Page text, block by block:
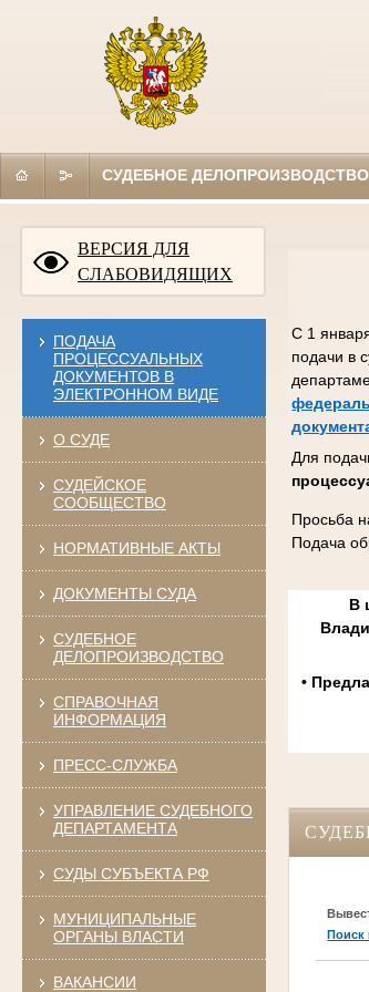
СУДЕБНОЕ ДЕЛОПРОИЗВОДСТВО
ВЕРСИЯ ДЛЯ
СЛАБОВИДЯЩИХ
ПОДАЧА
ПРОЦЕССУАЛЬНЫХ
ДОКУМЕНТОВ В
ЭЛЕКТРОННОМ ВИДЕ
О СУДЕ
СУДЕЙСКОЕ
СООБЩЕСТВО
НОРМАТИВНЫЕ АКТЫ
ДОКУМЕНТЫ СУДА
СУДЕБНОЕ
ДЕЛОПРОИЗВОДСТВО
СПРАВОЧНАЯ
ИНФОРМАЦИЯ
ПРЕСС-СЛУЖБА
УПРАВЛЕНИЕ СУДЕБНОГО
ДЕПАРТАМЕНТА
СУДЫ СУБЪЕКТА РФ
МУНИЦИПАЛЬНЫЕ
ОРГАНЫ ВЛАСТИ
ВАКАНСИИ
С 1
подачи в
Для
Просьба
Подача
В
•
Поиск